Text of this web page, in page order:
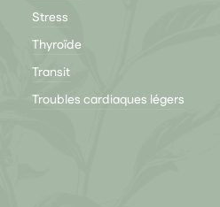
Stress
Thyroïde
Transit
Troubles cardiaques légers